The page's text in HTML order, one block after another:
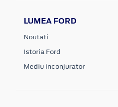
LUMEA FORD
Noutati
Istoria Ford
Mediu inconjurator